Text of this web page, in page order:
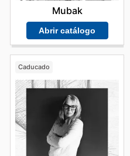
Mubak
Abrir catálogo
Caducado